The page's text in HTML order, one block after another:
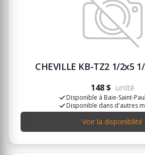
CHEVILLE KB-TZ2 1/2x5
148 $ unité
Disponible à Baie-Saint-Paul
Disponible dans d'autres
Voir la disponibilité